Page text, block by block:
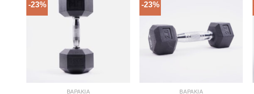
-23%
ΒΑΡΆΚΙΑ
-23%
ΒΑΡΆΚΙΑ